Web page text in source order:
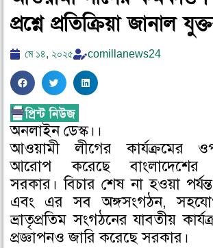
প্রশ্নে প্রতিক্রিয়া জানাল
মে ১৪, ২০২৫ comillanews24
S
h
a
r
e
o
c
e
S
h
a
r
e
w
i
t
S
h
r
e
o
n
n
k
অনলাইন ডেস্ক।।
আওয়ামী লীগের কার্যক্রমের
আরোপ করেছে বাংলাদেশের
সরকার। বিচার শেষ না হওয়া
এবং এর সব অঙ্গসংগঠন,
ভ্রাতৃপ্রতিম সংগঠনের যাবতীয়
প্রজ্ঞাপনও জারি করেছে সরকার।